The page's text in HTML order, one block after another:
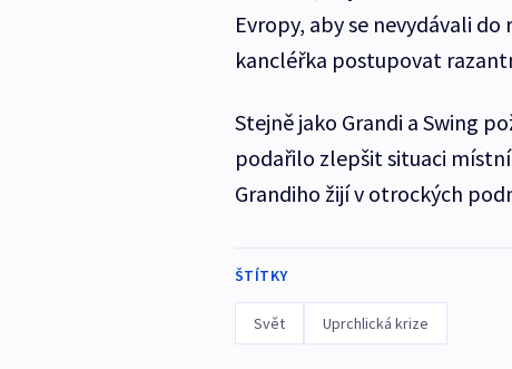
Evropy, aby se nevydávali
kancléřka postupovat
Stejně jako Grandi a Swing
podařilo zlepšit situaci
Grandiho žijí v otrockých
ŠTÍTKY
Svět Uprchlická krize